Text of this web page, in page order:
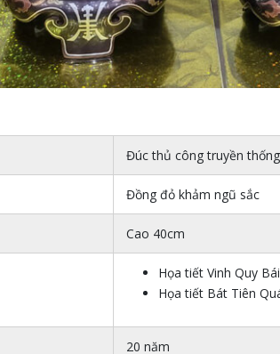
Đúc thủ công truyền thống
Đồng đỏ khảm ngũ sắc
Cao 40cm
Họa tiết Vinh Quy
Họa tiết Bát Tiên
20 năm